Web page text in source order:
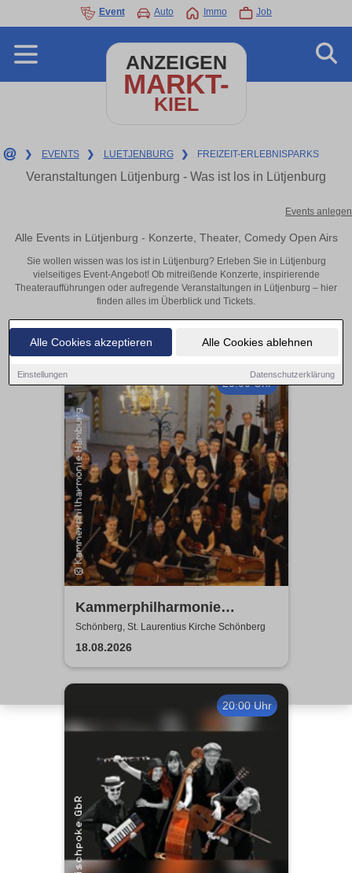
Alle Cookies akzeptieren Alle Cookies ablehnen
Einstellungen Datenschutzerklärung
Event Auto Immo Job
ANZEIGEN
MARKT-
KIEL
❯ EVENTS ❯ LUETJENBURG ❯ FREIZEIT-ERLEBNISPARKS
Veranstaltungen Lütjenburg - Was ist los in Lütjenburg
Events anlegen
Alle Events in Lütjenburg - Konzerte, Theater, Comedy Open Airs
Sie wollen wissen was los ist in Lütjenburg? Erleben Sie in Lütjenburg
vielseitiges Event-Angebot! Ob mitreißende Konzerte, inspirierende
Theateraufführungen oder aufregende Veranstaltungen in Lütjenburg – hier
finden alles im Überblick und Tickets.
20:00 Uhr
Kammerphilharmonie
Hamburg
Schönberg, St. Laurentius Kirche Schönberg
18.08.2026
20:00 Uhr